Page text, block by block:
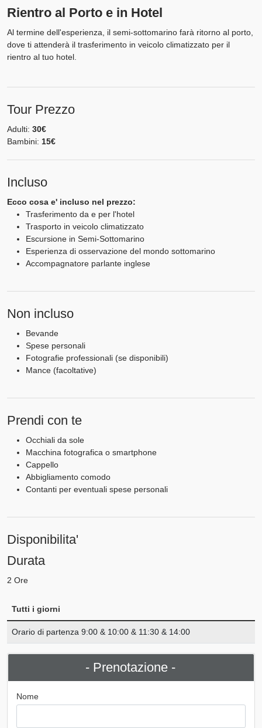
Rientro al Porto e in Hotel
Al termine dell'esperienza, il semi-sottomarino farà ritorno al porto,
dove ti attenderà il trasferimento in veicolo climatizzato per il
rientro al tuo hotel.
Tour Prezzo
Adulti: 30€
Bambini: 15€
Incluso
Ecco cosa e' incluso nel prezzo:
Trasferimento da e per l'hotel
Trasporto in veicolo climatizzato
Escursione in Semi-Sottomarino
Esperienza di osservazione del mondo sottomarino
Accompagnatore parlante inglese
Non incluso
Bevande
Spese personali
Fotografie professionali (se disponibili)
Mance (facoltative)
Prendi con te
Occhiali da sole
Macchina fotografica o smartphone
Cappello
Abbigliamento comodo
Contanti per eventuali spese personali
Disponibilita'
Durata
2 Ore
Tutti i giorni
Orario di partenza 9:00 & 10:00 & 11:30 & 14:00
- Prenotazione -
Nome